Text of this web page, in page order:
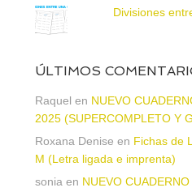
Divisiones
ÚLTIMOS
Raquel en NUEVO
2025 (SUPERCOMPLETO Y
Roxana Denise en Fichas de
M (Letra ligada e imprenta)
sonia en NUEVO